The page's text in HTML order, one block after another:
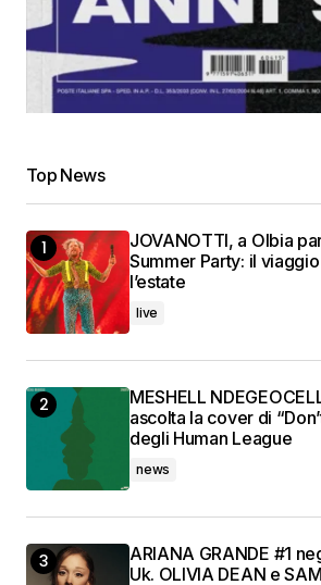
Top News
JOVANOTTI, a Olbia
Summer Party: il
l’estate
live
MESHELL
ascolta la cover di
degli Human League
news
ARIANA GRANDE #1
Uk. OLIVIA DEAN e